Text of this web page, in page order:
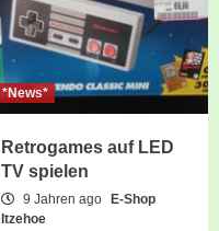
*News*
Retrogames auf LED
TV spielen
9 Jahren ago
E-Shop
Itzehoe